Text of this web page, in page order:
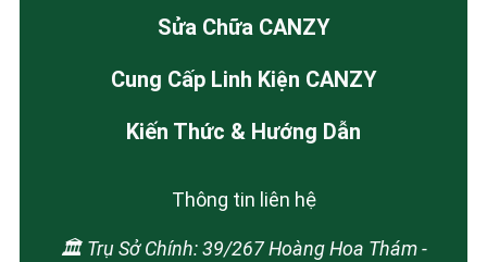
Sửa Chữa CANZY
Cung Cấp Linh Kiện CANZY
Kiến Thức & Hướng Dẫn
Thông tin liên hệ
🏛️ Trụ Sở Chính: 39/267 Hoàng Hoa Thám -